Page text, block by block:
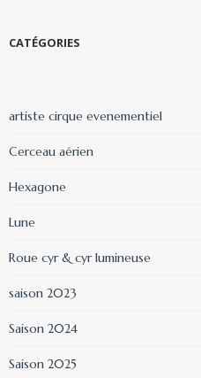
CATÉGORIES
artiste cirque evenementiel
Cerceau aérien
Hexagone
Lune
Roue cyr & cyr lumineuse
saison 2023
Saison 2024
Saison 2025